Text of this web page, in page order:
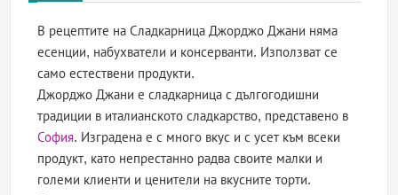
В рецептите на Сладкарница Джорджо Джани няма
есенции, набухватели и консерванти. Използват се
само естествени продукти.
Джорджо Джани е сладкарница с дългогодишни
традиции в италианското сладкарство, представено в
София. Изградена е с много вкус и с усет към всеки
продукт, като непрестанно радва своите малки и
големи клиенти и ценители на вкусните торти.